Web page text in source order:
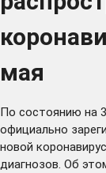
мая
По состоянию на
официально
новой
диагнозов. Об